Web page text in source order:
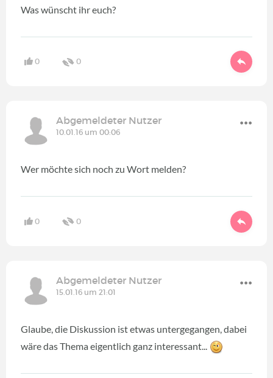
Was wünscht ihr euch?
0 0
Abgemeldeter Nutzer
10.01.16 um 00:06
Wer möchte sich noch zu Wort melden?
0 0
Abgemeldeter Nutzer
15.01.16 um 21:01
Glaube, die Diskussion ist etwas untergegangen, dabei
wäre das Thema eigentlich ganz interessant...